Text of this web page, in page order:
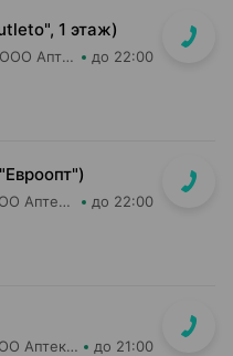
1 этаж)
Планета Здоровья Доктор Время ООО Аптека №21 до 22:00
Планета Здоровья Доктор Таир ООО Аптека №1 до 22:00
Планета Здоровья КосмоФарма ООО Аптека №17 до 21:00